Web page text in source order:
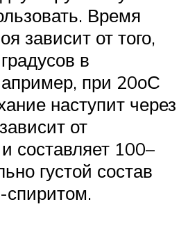
Время
зависит от того,
в
при 20оС
наступит через
от
составляет 100–
густой состав
спиритом.